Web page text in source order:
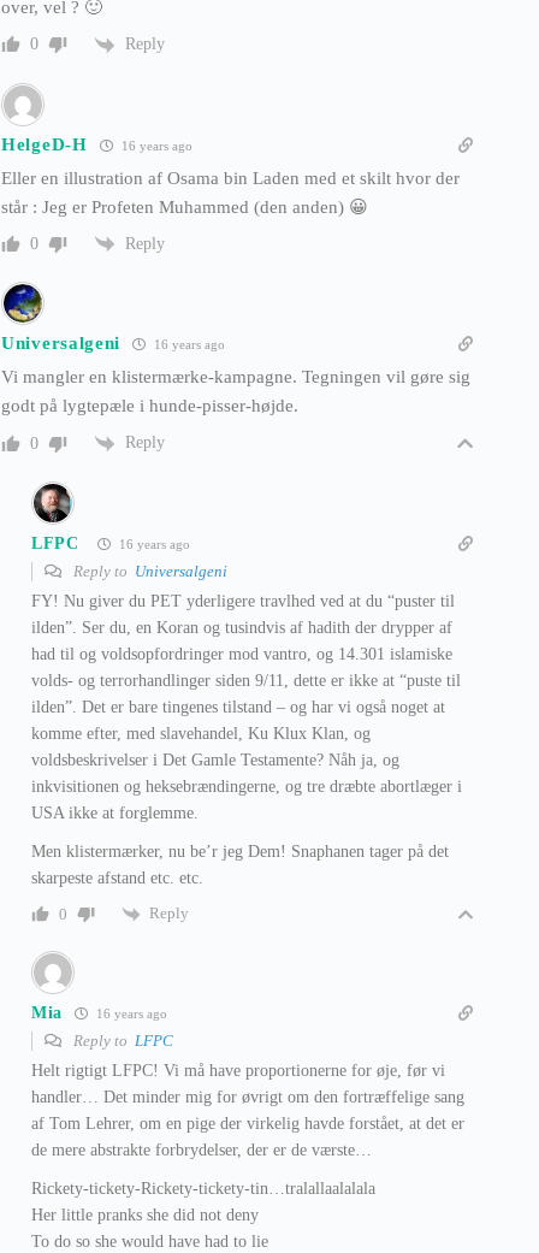
over, vel ? 🙂
0 Reply
HelgeD-H 16 years ago
Eller en illustration af Osama bin Laden med et skilt hvor der
står : Jeg er Profeten Muhammed (den anden) 😀
0 Reply
Universalgeni 16 years ago
Vi mangler en klistermærke-kampagne. Tegningen vil gøre sig
godt på lygtepæle i hunde-pisser-højde.
0 Reply
LFPC 16 years ago
Reply to Universalgeni
FY! Nu giver du PET yderligere travlhed ved at du “puster til
ilden”. Ser du, en Koran og tusindvis af hadith der drypper af
had til og voldsopfordringer mod vantro, og 14.301 islamiske
volds- og terrorhandlinger siden 9/11, dette er ikke at “puste til
ilden”. Det er bare tingenes tilstand – og har vi også noget at
komme efter, med slavehandel, Ku Klux Klan, og
voldsbeskrivelser i Det Gamle Testamente? Nåh ja, og
inkvisitionen og heksebrændingerne, og tre dræbte abortlæger i
USA ikke at forglemme.
Men klistermærker, nu be’r jeg Dem! Snaphanen tager på det
skarpeste afstand etc. etc.
0
Reply
Mia 16 years ago
Reply to LFPC
Helt rigtigt LFPC! Vi må have proportionerne for øje, før vi
handler… Det minder mig for øvrigt om den fortræffelige sang
af Tom Lehrer, om en pige der virkelig havde forstået, at det er
de mere abstrakte forbrydelser, der er de værste…
Rickety-tickety-Rickety-tickety-tin…tralallaalalala
Her little pranks she did not deny
To do so she would have had to lie